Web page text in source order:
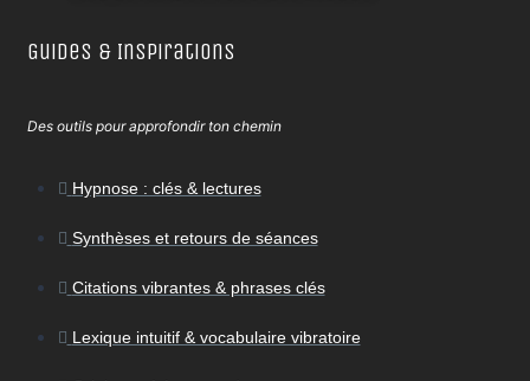
Guides & Inspirations
Des outils pour approfondir ton chemin
Hypnose : clés & lectures
Synthèses et retours de séances
Citations vibrantes & phrases clés
Lexique intuitif & vocabulaire vibratoire